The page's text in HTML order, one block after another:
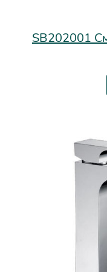
SB202001